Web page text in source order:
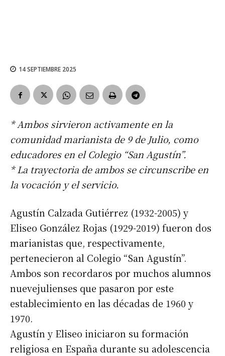
14 SEPTIEMBRE 2025
* Ambos sirvieron activamente en la
comunidad marianista de 9 de Julio, como
educadores en el Colegio “San Agustín”.
* La trayectoria de ambos se circunscribe en
la vocación y el servicio.
Agustín Calzada Gutiérrez (1932-2005) y
Eliseo González Rojas (1929-2019) fueron dos
marianistas que, respectivamente,
pertenecieron al Colegio “San Agustín”.
Ambos son recordaros por muchos alumnos
nuevejulienses que pasaron por este
establecimiento en las décadas de 1960 y
1970.
Agustín y Eliseo iniciaron su formación
religiosa en España durante su adolescencia